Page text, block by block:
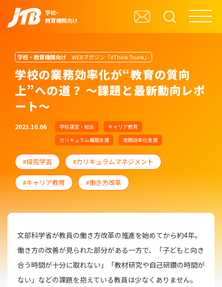
学校・
教育機関向け
学校・教育機関向け WEBマガジン「#Think Trunk」
学校の業務効率化が“教育の質向
上”への道？ ～課題と最新動向レポ
ート～
2023.10.06 学校運営・総合
キャリア教育
カリキュラム構築支援
業務効率化支援
探究学習 カリキュラムマネジメント
キャリア教育 働き方改革
文部科学省が教員の働き方改革の推進を始めてから約4年。
働き方の改善が見られた部分がある一方で、「子どもと向き
合う時間が十分に取れない」「教材研究や自己研鑽の時間が
ない」などの課題を抱えている教員は少なくありません。